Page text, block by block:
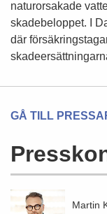
naturorsakade
skadebeloppet. I
där
GÅ TILL
Martin